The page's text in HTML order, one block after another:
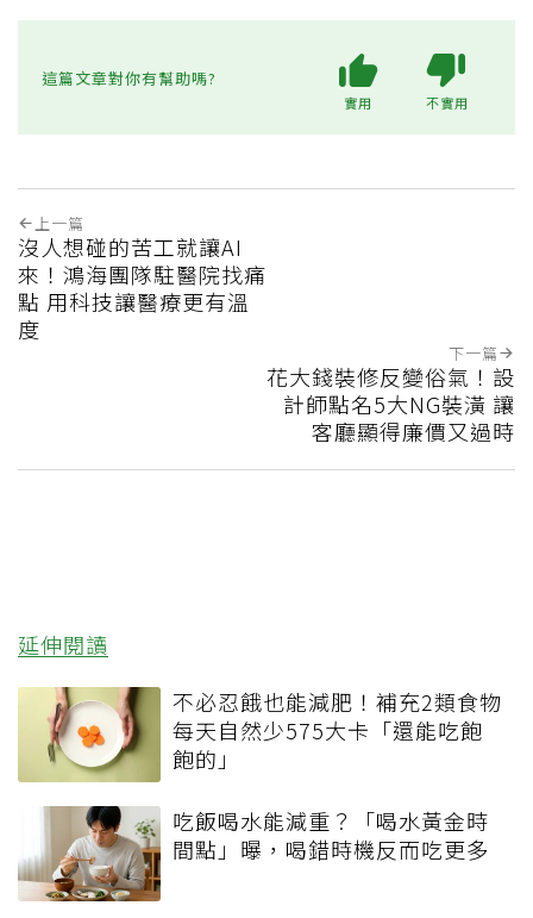
這篇文章對你有幫助嗎?
實用 不實用
上一篇
沒人想碰的苦工就讓AI
來！鴻海團隊駐醫院找痛
點 用科技讓醫療更有溫
度
下一篇
花大錢裝修反變俗氣！設
計師點名5大NG裝潢 讓
客廳顯得廉價又過時
延伸閱讀
不必忍餓也能減肥！補充2類食物
每天自然少575大卡「還能吃飽
飽的」
吃飯喝水能減重？「喝水黃金時
間點」曝，喝錯時機反而吃更多